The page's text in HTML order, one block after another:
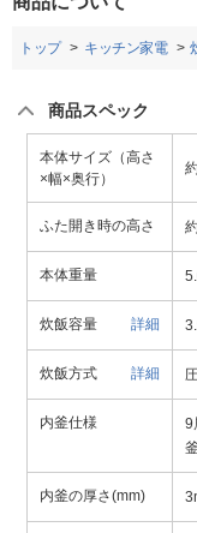
トップ キッチン家電
商品スペック
本体サイズ（高さ
×幅×奥行）
ふた開き時の高さ
本体重量
炊飯容量 詳細
炊飯方式 詳細
内釜仕様
9
内釜の厚さ(mm)